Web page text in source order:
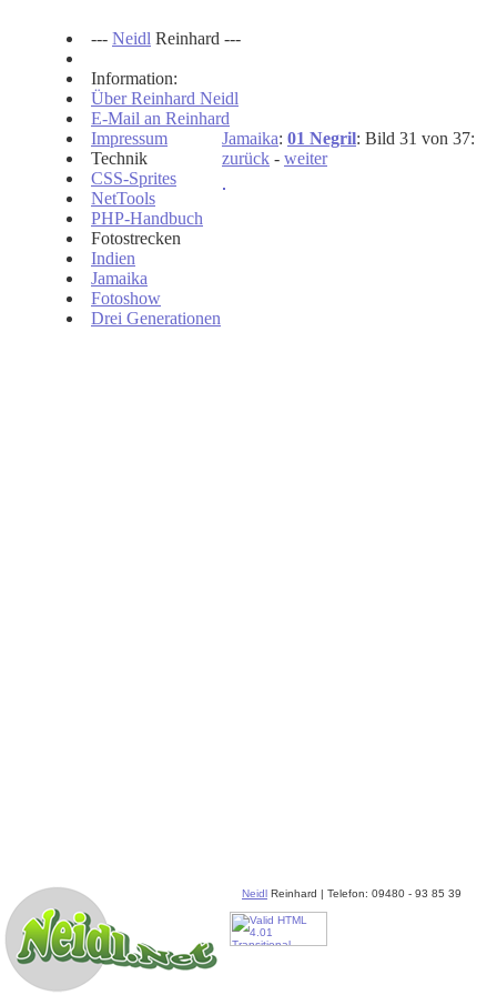
Neidl Reinhard | Telefon: 09480 - 93 85 39
--- Neidl Reinhard ---
Information:
Über Reinhard Neidl
E-Mail an Reinhard
Impressum
Technik
CSS-Sprites
NetTools
PHP-Handbuch
Fotostrecken
Indien
Jamaika
Fotoshow
Drei Generationen
Jamaika: 01 Negril: Bild 31 von 37:
zurück - weiter